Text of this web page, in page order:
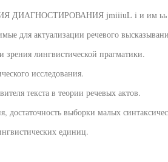
ДИАГНОСТИРОВАНИЯ jmiiiuL i и им ьь
для актуализации речевого
зрения лингвистической прагматики.
исследования.
текста в теории речевых актов.
достаточность выборки малых
единиц.